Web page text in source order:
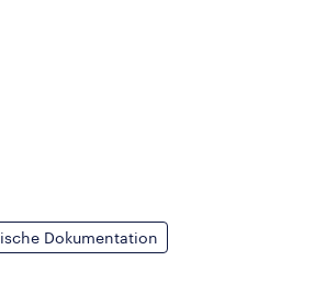
Dokumentation